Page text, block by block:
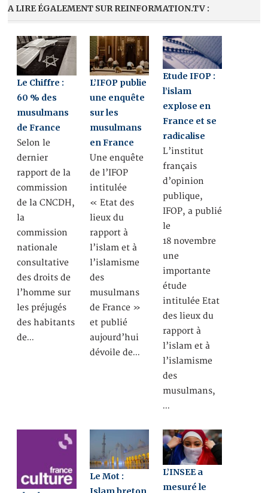
A LIRE ÉGALEMENT SUR REINFORMATION.TV :
Le Chiffre :
60 % des
musulmans
de France
Selon le
dernier
rapport de la
commission
de la CNCDH,
la
commission
nationale
consultative
des droits de
l’homme sur
les préjugés
des habitants
de…
L’IFOP publie
une enquête
sur les
musulmans
en France
Une enquête
de l’IFOP
intitulée
« Etat des
lieux du
rapport à
l’islam et à
l’islamisme
des
musulmans
de France »
et publié
aujourd’hui
dévoile de…
Etude IFOP :
l’islam
explose en
France et se
radicalise
L’institut
français
d’opinion
publique,
IFOP, a publié
le
18 novembre
une
importante
étude
intitulée Etat
des lieux du
rapport à
l’islam et à
l’islamisme
des
musulmans,
…
Le Mot :
L’INSEE a
mesuré le